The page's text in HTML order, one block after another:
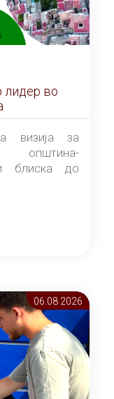
лидер во
визија за
општина-
блиска до
06.08 2026